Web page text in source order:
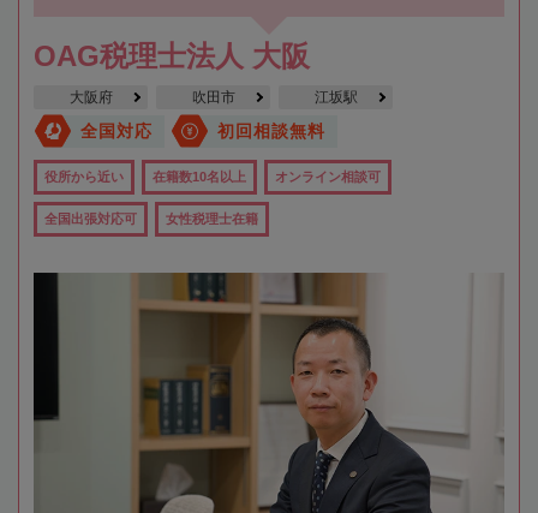
OAG税理士法人 大阪
大阪府 吹田市 江坂駅
全国対応 初回相談無料
役所から近い 在籍数10名以上 オンライン相談可
全国出張対応可 女性税理士在籍